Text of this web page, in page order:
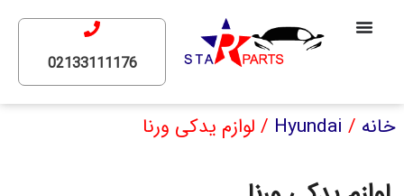
02133111176
خانه /
Hyundai / لوازم یدکی ورنا